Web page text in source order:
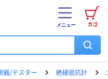
カゴ
メニュー
器/テスター 絶縁抵抗計